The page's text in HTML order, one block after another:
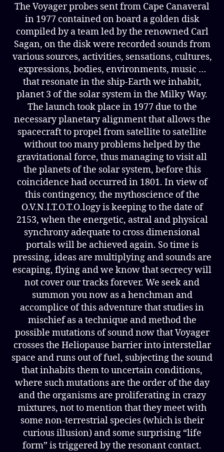
The Voyager probes sent from Cape Canaveral
in 1977 contained on board a golden disk
compiled by a team led by the renowned Carl
Sagan, on the disk were recorded sounds from
various sources, activities, sensations, cultures,
expressions, bodies, environments, music …
that resonate in the ship-Earth we inhabit,
planet 3 of the solar system in the Milky Way.
The launch took place in 1977 due to the
necessary planetary alignment that allows the
spacecraft to propel from satellite to satellite
without too many problems helped by the
gravitational force, thus managing to visit all
the planets of the solar system, before this
coincidence had occurred in 1801. In view of
this contingency, the mythoscience of the
O.V.N.I.T.O.T.O.logy is keeping to the date of
2153, when the energetic, astral and physical
synchrony adequate to cross dimensional
portals will be achieved again. So time is
pressing, ideas are multiplying and sounds are
escaping, flying and we know that secrecy will
not cover our tracks forever. We seek and
summon you now as a henchman and
accomplice of this adventure that studies in
mischief as a technique and method the
possible mutations of sound now that Voyager
crosses the Heliopause barrier into interstellar
space and runs out of fuel, subjecting the sound
that inhabits them to uncertain conditions,
where such mutations are the order of the day
and the organisms are proliferating in crazy
mixtures, not to mention that they meet with
some non-terrestrial species (which is their
curious illusion) and some surprising “life
form” is triggered by the resonant contact.